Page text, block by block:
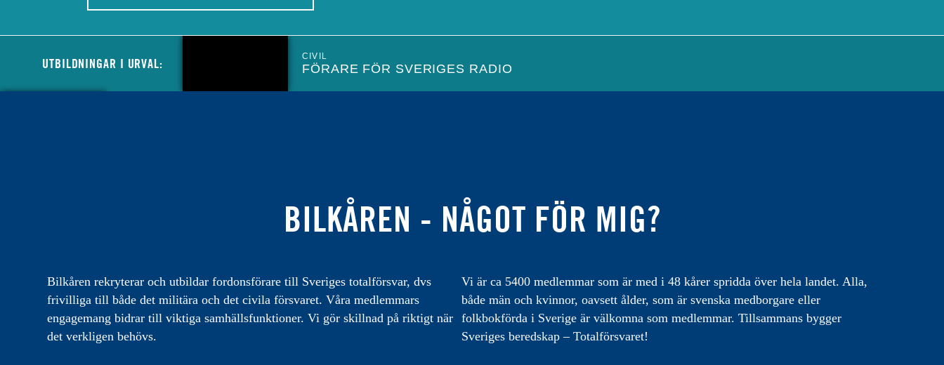
UTBILDNINGAR I URVAL: CIVIL
FÖRARE FÖR SVERIGES RADIO
LASTBILSFÖRARE FÖR ATT
INSTRUKTÖR
MILITÄR BANDVAGNSINSTRUKTÖR
INSTRUKTÖR
BILKÅREN - NÅGOT FÖR MIG?
Bilkåren rekryterar och utbildar fordonsförare till Sveriges totalförsvar, dvs
frivilliga till både det militära och det civila försvaret. Våra medlemmars
engagemang bidrar till viktiga samhällsfunktioner. Vi gör skillnad på riktigt när
det verkligen behövs.
Vi är ca 5400 medlemmar som är med i 48 kårer spridda över hela landet. Alla,
både män och kvinnor, oavsett ålder, som är svenska medborgare eller
folkbokförda i Sverige är välkomna som medlemmar. Tillsammans bygger
Sveriges beredskap – Totalförsvaret!